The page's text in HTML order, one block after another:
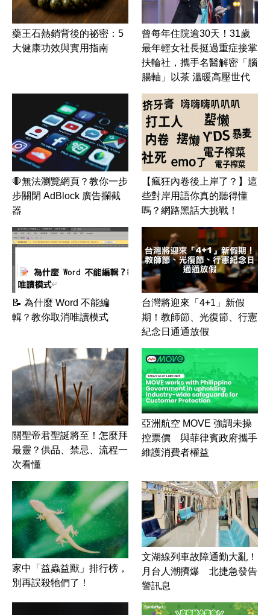
藥王石熱銷背後的祕密：5
大健康功效與實用指南
曾每年住院逾30天！31歲
最年輕女社長挺過重症接掌
扶輪社，攜手名醫解密「腦
腸軸」以茶 溫暖高壓世代
🛑無法瀏覽網頁？教你一步
步關閉 AdBlock 廣告攔截
器
【瘋狂內卷後上岸了？】這
些對岸用語你真的聽得懂
嗎？網路黑話大挑戰！
📝 為什麼 Word 不能編
輯？教你取消唯讀模式
台灣將迎來「4+1」新假
期！教師節、光復節、行憲
紀念日通通放假
關聖帝君聖誕將至！怎麼拜
最靈？供品、禁忌、流程一
次看懂
亞洲航空 MOVE 強調未操
控票價 與菲律賓政府攜手
維護消費者權益
家中「益蟲益獸」排行榜，
別再誤殺牠們了！
文湖線列車故障通勤大亂！
月台人潮擠爆 北捷急發告
警訊息